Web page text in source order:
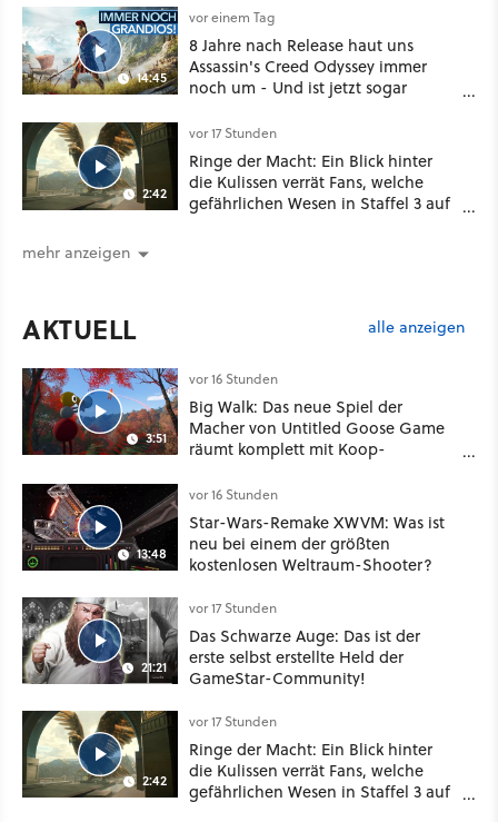
14:45
vor einem Tag
8 Jahre nach Release haut uns
Assassin's Creed Odyssey immer
noch um - Und ist jetzt sogar
2:42
vor 17 Stunden
Ringe der Macht: Ein Blick hinter
die Kulissen verrät Fans, welche
gefährlichen Wesen in Staffel 3 auf
mehr anzeigen
AKTUELL alle anzeigen
3:51
vor 16 Stunden
Big Walk: Das neue Spiel der
Macher von Untitled Goose Game
räumt komplett mit Koop-
13:48
vor 16 Stunden
Star-Wars-Remake XWVM: Was ist
neu bei einem der größten
kostenlosen Weltraum-Shooter?
21:21
vor 17 Stunden
Das Schwarze Auge: Das ist der
erste selbst erstellte Held der
GameStar-Community!
2:42
vor 17 Stunden
Ringe der Macht: Ein Blick hinter
die Kulissen verrät Fans, welche
gefährlichen Wesen in Staffel 3 auf